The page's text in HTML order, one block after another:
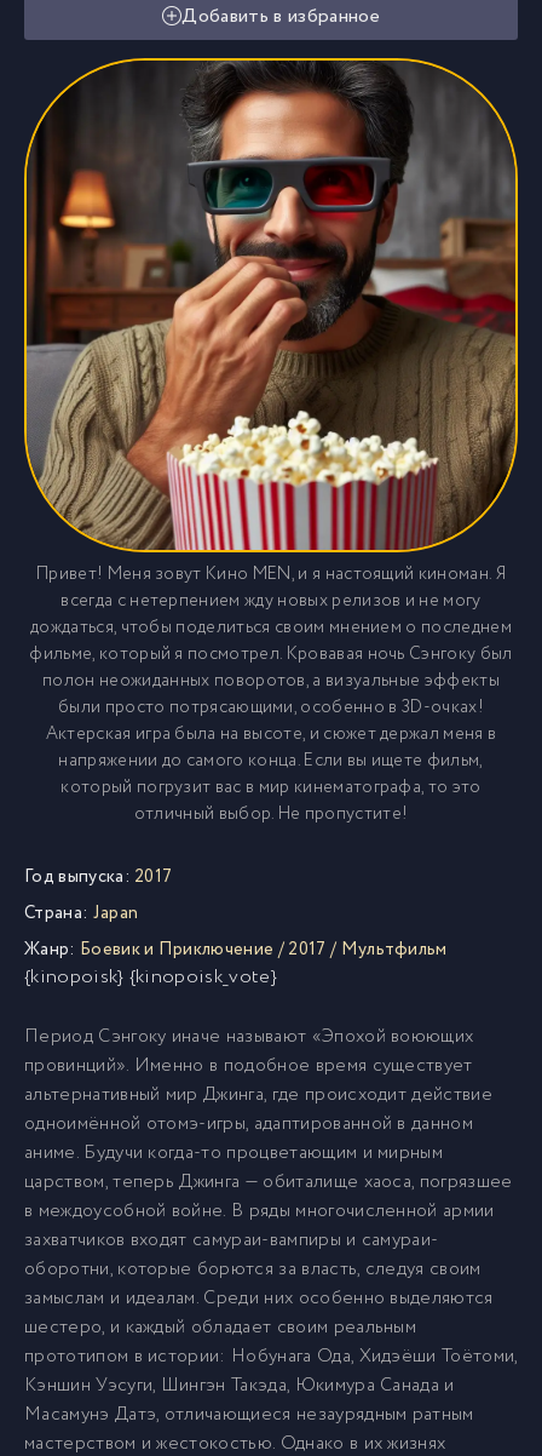
Добавить в избранное
Привет! Меня зовут Кино MEN, и я настоящий киноман. Я
всегда с нетерпением жду новых релизов и не могу
дождаться, чтобы поделиться своим мнением о последнем
фильме, который я посмотрел. Кровавая ночь Сэнгоку был
полон неожиданных поворотов, а визуальные эффекты
были просто потрясающими, особенно в 3D-очках!
Актерская игра была на высоте, и сюжет держал меня в
напряжении до самого конца. Если вы ищете фильм,
который погрузит вас в мир кинематографа, то это
отличный выбор. Не пропустите!
Год выпуска: 2017
Страна: Japan
Жанр: Боевик и Приключение /2017 / Мультфильм
{kinopoisk} {kinopoisk_vote}
Период Сэнгоку иначе называют «Эпохой воюющих
провинций». Именно в подобное время существует
альтернативный мир Джинга, где происходит действие
одноимённой отомэ-игры, адаптированной в данном
аниме. Будучи когда-то процветающим и мирным
царством, теперь Джинга — обиталище хаоса, погрязшее
в междоусобной войне. В ряды многочисленной армии
захватчиков входят самураи-вампиры и самураи-
оборотни, которые борются за власть, следуя своим
замыслам и идеалам. Среди них особенно выделяются
шестеро, и каждый обладает своим реальным
прототипом в истории: Нобунага Ода, Хидэёши Тоётоми,
Кэншин Уэсуги, Шингэн Такэда, Юкимура Санада и
Масамунэ Датэ, отличающиеся незаурядным ратным
мастерством и жестокостью. Однако в их жизнях